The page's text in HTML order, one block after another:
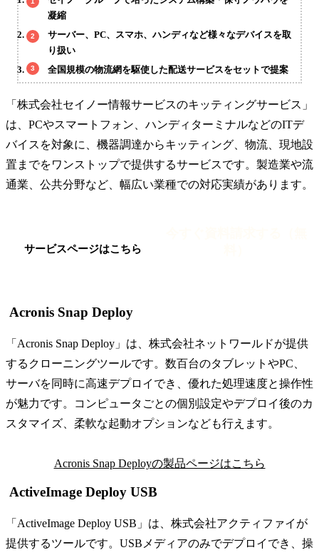
凝縮
サーバー、PC、スマホ、ハンディなど様々なデバイスを取
り扱い
全国規模の物流網を駆使した配送サービスをセットで提案
「株式会社セイノー情報サービスのキッティングサービス」
は、PCやスマートフォン、ハンディターミナルなどのITデ
バイスを対象に、機器調達からキッティング、物流、現地設
置までをワンストップで提供するサービスです。製造業や流
通業、公共分野など、幅広い業種での対応実績があります。
サービスページはこちら
Acronis Snap Deploy
「Acronis Snap Deploy」は、株式会社ネットワールドが提供
するクローニングツールです。数百台のタブレットやPC、
サーバを同時に高速デプロイでき、優れた処理速度と操作性
が魅力です。コンピュータごとの個別設定やデプロイ後のカ
スタマイズ、柔軟な起動オプションなども行えます。
Acronis Snap Deployの製品ページはこちら
ActiveImage Deploy USB
「ActiveImage Deploy USB」は、株式会社アクティファイが
提供するツールです。USBメディアのみでデプロイでき、操